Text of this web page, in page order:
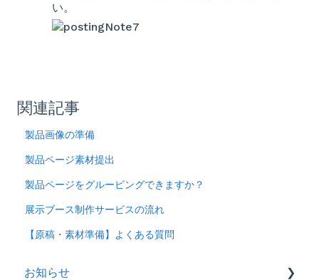
い。
関連記事
製品画像の準備
製品ページ素材提出
製品ページをグルーピングできますか？
展示ブース制作サービスの流れ
【原稿・素材準備】よくある質問
お知らせ